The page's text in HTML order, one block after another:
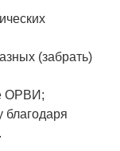
(забрать)
ОРВИ;
благодаря